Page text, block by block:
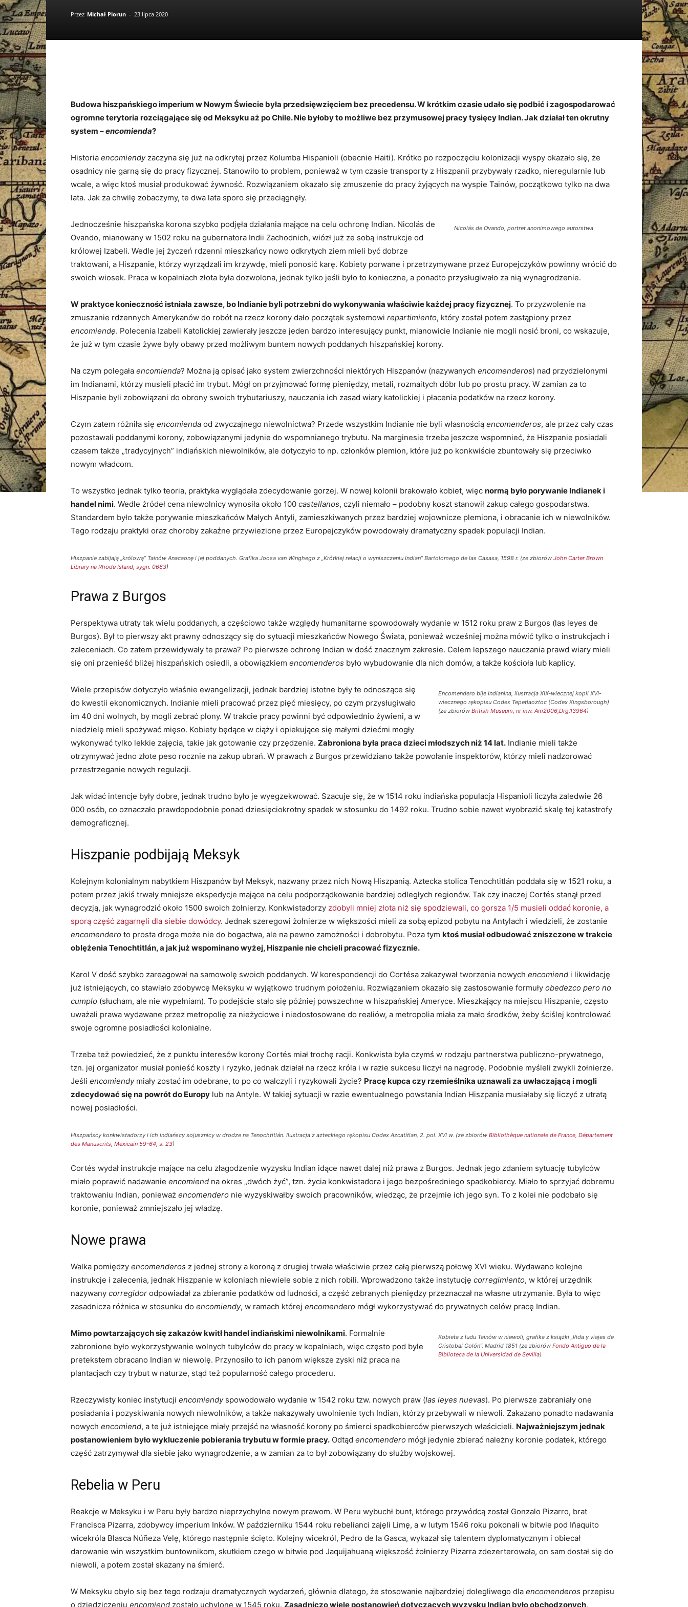
Przez Michał Piorun - 23 lipca 2020
Budowa hiszpańskiego imperium w Nowym Świecie była przedsięwzięciem bez precedensu. W krótkim czasie udało się podbić i zagospodarować
ogromne terytoria rozciągające się od Meksyku aż po Chile. Nie byłoby to możliwe bez przymusowej pracy tysięcy Indian. Jak działał ten okrutny
system –encomienda?
Historia encomiendyzaczyna się już na odkrytej przez Kolumba Hispanioli (obecnie Haiti). Krótko po rozpoczęciu kolonizacji wyspy okazało się, że
osadnicy nie garną się do pracy fizycznej. Stanowiło to problem, ponieważ w tym czasie transporty z Hiszpanii przybywały rzadko, nieregularnie lub
wcale, a więc ktoś musiał produkować żywność. Rozwiązaniem okazało się zmuszenie do pracy żyjących na wyspie Tainów, początkowo tylko na dwa
lata. Jak za chwilę zobaczymy, te dwa lata sporo się przeciągnęły.
Nicolás de Ovando, portret anonimowego autorstwa
Jednocześnie hiszpańska korona szybko podjęła działania mające na celu ochronę Indian. Nicolás de
Ovando, mianowany w 1502 roku na gubernatora Indii Zachodnich, wiózł już ze sobą instrukcje od
królowej Izabeli. Wedle jej życzeń rdzenni mieszkańcy nowo odkrytych ziem mieli być dobrze
traktowani, a Hiszpanie, którzy wyrządzali im krzywdę, mieli ponosić karę. Kobiety porwane i przetrzymywane przez Europejczyków powinny wrócić do
swoich wiosek. Praca w kopalniach złota była dozwolona, jednak tylko jeśli było to konieczne, a ponadto przysługiwało za nią wynagrodzenie.
W praktyce konieczność istniała zawsze, bo Indianie byli potrzebni do wykonywania właściwie każdej pracy fizycznej. To przyzwolenie na
zmuszanie rdzennych Amerykanów do robót na rzecz korony dało początek systemowi repartimiento, który został potem zastąpiony przez
encomiendę. Polecenia Izabeli Katolickiej zawierały jeszcze jeden bardzo interesujący punkt, mianowicie Indianie nie mogli nosić broni, co wskazuje,
że już w tym czasie żywe były obawy przed możliwym buntem nowych poddanych hiszpańskiej korony.
Na czym polegała encomienda? Można ją opisać jako system zwierzchności niektórych Hiszpanów (nazywanych encomenderos) nad przydzielonymi
im Indianami, którzy musieli płacić im trybut. Mógł on przyjmować formę pieniędzy, metali, rozmaitych dóbr lub po prostu pracy. W zamian za to
Hiszpanie byli zobowiązani do obrony swoich trybutariuszy, nauczania ich zasad wiary katolickiej i płacenia podatków na rzecz korony.
Czym zatem różniła się encomienda od zwyczajnego niewolnictwa? Przede wszystkim Indianie nie byli własnością encomenderos, ale przez cały czas
pozostawali poddanymi korony, zobowiązanymi jedynie do wspomnianego trybutu. Na marginesie trzeba jeszcze wspomnieć, że Hiszpanie posiadali
czasem także „tradycyjnych” indiańskich niewolników, ale dotyczyło to np. członków plemion, które już po konkwiście zbuntowały się przeciwko
nowym władcom.
To wszystko jednak tylko teoria, praktyka wyglądała zdecydowanie gorzej. W nowej kolonii brakowało kobiet, więc normą było porywanie Indianek i
handel nimi. Wedle źródeł cena niewolnicy wynosiła około 100 castellanos, czyli niemało – podobny koszt stanowił zakup całego gospodarstwa.
Standardem było także porywanie mieszkańców Małych Antyli, zamieszkiwanych przez bardziej wojownicze plemiona, i obracanie ich w niewolników.
Tego rodzaju praktyki oraz choroby zakaźne przywiezione przez Europejczyków powodowały dramatyczny spadek populacji Indian.
Hiszpanie zabijają „królową” Tainów Anacaonę i jej poddanych. Grafika Joosa van Winghego z „Krótkiej relacji o wyniszczeniu Indian” Bartolomego de las Casasa, 1598 r. (ze zbiorów John Carter Brown
Library na Rhode Island, sygn. 0683)
Prawa z Burgos
Perspektywa utraty tak wielu poddanych, a częściowo także względy humanitarne spowodowały wydanie w 1512 roku praw z Burgos (las leyes de
Burgos). Był to pierwszy akt prawny odnoszący się do sytuacji mieszkańców Nowego Świata, ponieważ wcześniej można mówić tylko o instrukcjach i
zaleceniach. Co zatem przewidywały te prawa? Po pierwsze ochronę Indian w dość znacznym zakresie. Celem lepszego nauczania prawd wiary mieli
się oni przenieść bliżej hiszpańskich osiedli, a obowiązkiem encomenderos było wybudowanie dla nich domów, a także kościoła lub kaplicy.
Encomendero bije Indianina, ilustracja XIX-wiecznej kopii XVI-
wiecznego rękopisu Codex Tepetlaoztoc (Codex Kingsborough)
(ze zbiorów British Museum, nr inw. Am2006,Drg.13964)
Wiele przepisów dotyczyło właśnie ewangelizacji, jednak bardziej istotne były te odnoszące się
do kwestii ekonomicznych. Indianie mieli pracować przez pięć miesięcy, po czym przysługiwało
im 40 dni wolnych, by mogli zebrać plony. W trakcie pracy powinni być odpowiednio żywieni, a w
niedzielę mieli spożywać mięso. Kobiety będące w ciąży i opiekujące się małymi dziećmi mogły
wykonywać tylko lekkie zajęcia, takie jak gotowanie czy przędzenie. Zabroniona była praca dzieci młodszych niż 14 lat. Indianie mieli także
otrzymywać jedno złote peso rocznie na zakup ubrań. W prawach z Burgos przewidziano także powołanie inspektorów, którzy mieli nadzorować
przestrzeganie nowych regulacji.
Jak widać intencje były dobre, jednak trudno było je wyegzekwować. Szacuje się, że w 1514 roku indiańska populacja Hispanioli liczyła zaledwie 26
000 osób, co oznaczało prawdopodobnie ponad dziesięciokrotny spadek w stosunku do 1492 roku. Trudno sobie nawet wyobrazić skalę tej katastrofy
demograficznej.
Hiszpanie podbijają Meksyk
Kolejnym kolonialnym nabytkiem Hiszpanów był Meksyk, nazwany przez nich Nową Hiszpanią. Aztecka stolica Tenochtitlán poddała się w 1521 roku, a
potem przez jakiś trwały mniejsze ekspedycje mające na celu podporządkowanie bardziej odległych regionów. Tak czy inaczej Cortés stanął przed
decyzją, jak wynagrodzić około 1500 swoich żołnierzy. Konkwistadorzy zdobyli mniej złota niż się spodziewali, co gorsza 1/5 musieli oddać koronie, a
sporą część zagarnęli dla siebie dowódcy. Jednak szeregowi żołnierze w większości mieli za sobą epizod pobytu na Antylach i wiedzieli, że zostanie
encomendero to prosta droga może nie do bogactwa, ale na pewno zamożności i dobrobytu. Poza tym ktoś musiał odbudować zniszczone w trakcie
oblężenia Tenochtitlán, a jak już wspominano wyżej, Hiszpanie nie chcieli pracować fizycznie.
Karol V dość szybko zareagował na samowolę swoich poddanych. W korespondencji do Cortésa zakazywał tworzenia nowych encomiend i likwidację
już istniejących, co stawiało zdobywcę Meksyku w wyjątkowo trudnym położeniu. Rozwiązaniem okazało się zastosowanie formuły obedezco pero no
cumplo (słucham, ale nie wypełniam). To podejście stało się później powszechne w hiszpańskiej Ameryce. Mieszkający na miejscu Hiszpanie, często
uważali prawa wydawane przez metropolię za nieżyciowe i niedostosowane do realiów, a metropolia miała za mało środków, żeby ściślej kontrolować
swoje ogromne posiadłości kolonialne.
Trzeba też powiedzieć, że z punktu interesów korony Cortés miał trochę racji. Konkwista była czymś w rodzaju partnerstwa publiczno-prywatnego,
tzn. jej organizator musiał ponieść koszty i ryzyko, jednak działał na rzecz króla i w razie sukcesu liczył na nagrodę. Podobnie myśleli zwykli żołnierze.
Jeśli encomiendy miały zostać im odebrane, to po co walczyli i ryzykowali życie? Pracę kupca czy rzemieślnika uznawali za uwłaczającą i mogli
zdecydować się na powrót do Europy lub na Antyle. W takiej sytuacji w razie ewentualnego powstania Indian Hiszpania musiałaby się liczyć z utratą
nowej posiadłości.
Hiszpańscy konkwistadorzy i ich indiańscy sojusznicy w drodze na Tenochtitlán. Ilustracja z azteckiego rękopisu Codex Azcatítlan, 2. poł. XVI w. (ze zbiorów Bibliothèque nationale de France, Département
des Manuscrits, Mexicain 59-64, s. 23)
Cortés wydał instrukcje mające na celu złagodzenie wyzysku Indian idące nawet dalej niż prawa z Burgos. Jednak jego zdaniem sytuację tubylców
miało poprawić nadawanie encomiend na okres „dwóch żyć”, tzn. życia konkwistadora i jego bezpośredniego spadkobiercy. Miało to sprzyjać dobremu
traktowaniu Indian, ponieważ encomendero nie wyzyskiwałby swoich pracowników, wiedząc, że przejmie ich jego syn. To z kolei nie podobało się
koronie, ponieważ zmniejszało jej władzę.
Nowe prawa
Walka pomiędzy encomenderos z jednej strony a koroną z drugiej trwała właściwie przez całą pierwszą połowę XVI wieku. Wydawano kolejne
instrukcje i zalecenia, jednak Hiszpanie w koloniach niewiele sobie z nich robili. Wprowadzono także instytucję corregimiento, w której urzędnik
nazywany corregidor odpowiadał za zbieranie podatków od ludności, a część zebranych pieniędzy przeznaczał na własne utrzymanie. Była to więc
zasadnicza różnica w stosunku do encomiendy, w ramach której encomendero mógł wykorzystywać do prywatnych celów pracę Indian.
Kobieta z ludu Tainów w niewoli, grafika z książki „Vida y viajes de
Cristobal Colón”, Madrid 1851 (ze zbiorów Fondo Antiguo de la
Biblioteca de la Universidad de Sevilla)
Mimo powtarzających się zakazów kwitł handel indiańskimi niewolnikami. Formalnie
zabronione było wykorzystywanie wolnych tubylców do pracy w kopalniach, więc często pod byle
pretekstem obracano Indian w niewolę. Przynosiło to ich panom większe zyski niż praca na
plantacjach czy trybut w naturze, stąd też popularność całego procederu.
Rzeczywisty koniec instytucji encomiendyspowodowało wydanie w 1542 roku tzw. nowych praw (las leyes nuevas). Po pierwsze zabraniały one
posiadania i pozyskiwania nowych niewolników, a także nakazywały uwolnienie tych Indian, którzy przebywali w niewoli. Zakazano ponadto nadawania
nowych encomiend, a te już istniejące miały przejść na własność korony po śmierci spadkobierców pierwszych właścicieli. Najważniejszym jednak
postanowieniem było wykluczenie pobierania trybutu w formie pracy. Odtąd encomendero mógł jedynie zbierać należny koronie podatek, którego
część zatrzymywał dla siebie jako wynagrodzenie, a w zamian za to był zobowiązany do służby wojskowej.
Rebelia w Peru
Reakcje w Meksyku i w Peru były bardzo nieprzychylne nowym prawom. W Peru wybuchł bunt, którego przywódcą został Gonzalo Pizarro, brat
Francisca Pizarra, zdobywcy imperium Inków. W październiku 1544 roku rebelianci zajęli Limę, a w lutym 1546 roku pokonali w bitwie pod Iñaquito
wicekróla Blasca Núñeza Velę, którego następnie ścięto. Kolejny wicekról, Pedro de la Gasca, wykazał się talentem dyplomatycznym i obiecał
darowanie win wszystkim buntownikom, skutkiem czego w bitwie pod Jaquijahuaną większość żołnierzy Pizarra zdezerterowała, on sam dostał się do
niewoli, a potem został skazany na śmierć.
W Meksyku obyło się bez tego rodzaju dramatycznych wydarzeń, głównie dlatego, że stosowanie najbardziej dolegliwego dla encomenderos przepisu
o dziedziczeniu encomiend zostało uchylone w 1545 roku. Zasadniczo wiele postanowień dotyczących wyzysku Indian było obchodzonych,